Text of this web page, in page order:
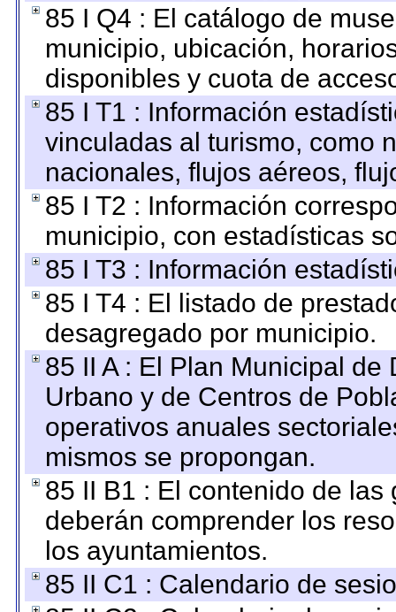
85 I Q4 : El catálogo de
municipio, ubicación,
disponibles y cuota de
85 I T1 : Información
vinculadas al turismo, como
nacionales, flujos aéreos,
85 I T2 : Información
municipio, con estadísticas
85 I T3 : Información
85 I T4 : El listado de
desagregado por municipio.
85 II A : El Plan Municipal
Urbano y de Centros de
operativos anuales
mismos se propongan.
85 II B1 : El contenido de
deberán comprender los
los ayuntamientos.
85 II C1 : Calendario de